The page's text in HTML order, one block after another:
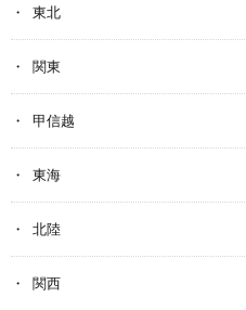
東北
関東
甲信越
東海
北陸
関西